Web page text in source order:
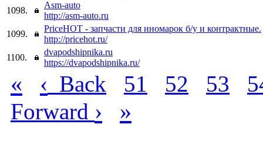
1098.
Аsm-auto
http://asm-auto.ru
1099.
PriceHOT - запчасти для иномарок б/у и контрактные.
http://pricehot.ru/
1100.
dvapodshipnika.ru
https://dvapodshipnika.ru/
« ‹ Back 51 52 53
Forward › »